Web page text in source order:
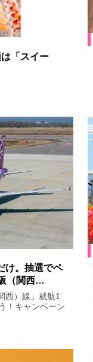
「スイー
け。抽選でペ
（関西…
西）線」就航1
！キャンペーン